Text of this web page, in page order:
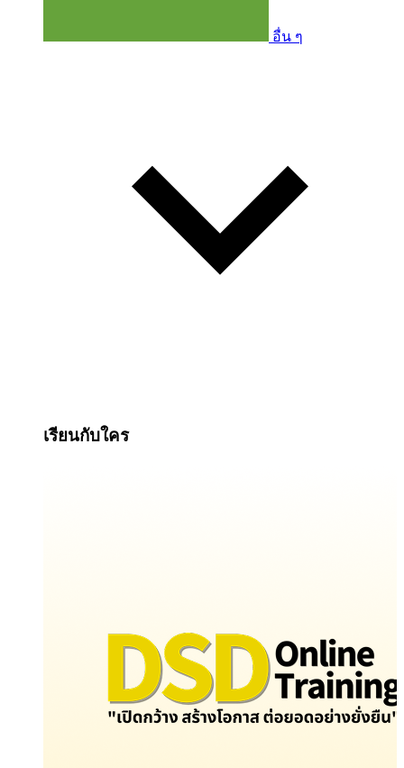
อื่น ๆ
เรียนกับใคร